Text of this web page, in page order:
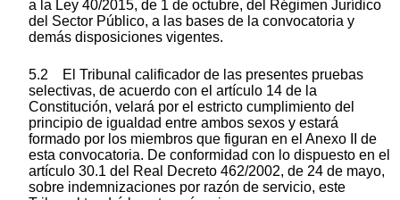
a la Ley 40/2015, de 1 de octubre, del Régimen Jurídico
del Sector Público, a las bases de la convocatoria y
demás disposiciones vigentes.
5.2 El Tribunal calificador de las presentes pruebas
selectivas, de acuerdo con el artículo 14 de la
Constitución, velará por el estricto cumplimiento del
principio de igualdad entre ambos sexos y estará
formado por los miembros que figuran en el Anexo II de
esta convocatoria. De conformidad con lo dispuesto en el
artículo 30.1 del Real Decreto 462/2002, de 24 de mayo,
sobre indemnizaciones por razón de servicio, este